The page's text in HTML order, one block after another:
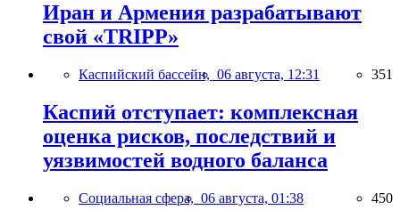
Иран и Армения разрабатывают
свой «TRIPP»
Каспийский бассейн, 06 августа, 12:31 351
Каспий отступает: комплексная
оценка рисков, последствий и
уязвимостей водного баланса
Социальная сфера, 06 августа, 01:38 450